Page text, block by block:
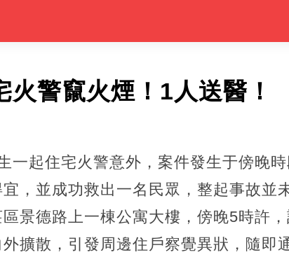
火警竄火煙！1人送醫！
一起住宅火警意外，案件發生于傍晚
，並成功救出一名民眾，整起事故並
景德路上一棟公寓大樓，傍晚5時許
擴散，引發周邊住戶察覺異狀，隨即